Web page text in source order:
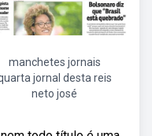
manchetes jornais
jornal desta reis
neto josé